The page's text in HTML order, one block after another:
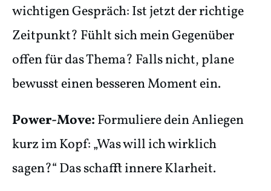
wichtigen Gespräch: Ist jetzt der richtige
Zeitpunkt? Fühlt sich mein Gegenüber
offen für das Thema? Falls nicht, plane
bewusst einen besseren Moment ein.
Power-Move:Formuliere dein Anliegen
kurz im Kopf: „Was will ich wirklich
sagen?“ Das schafft innere Klarheit.